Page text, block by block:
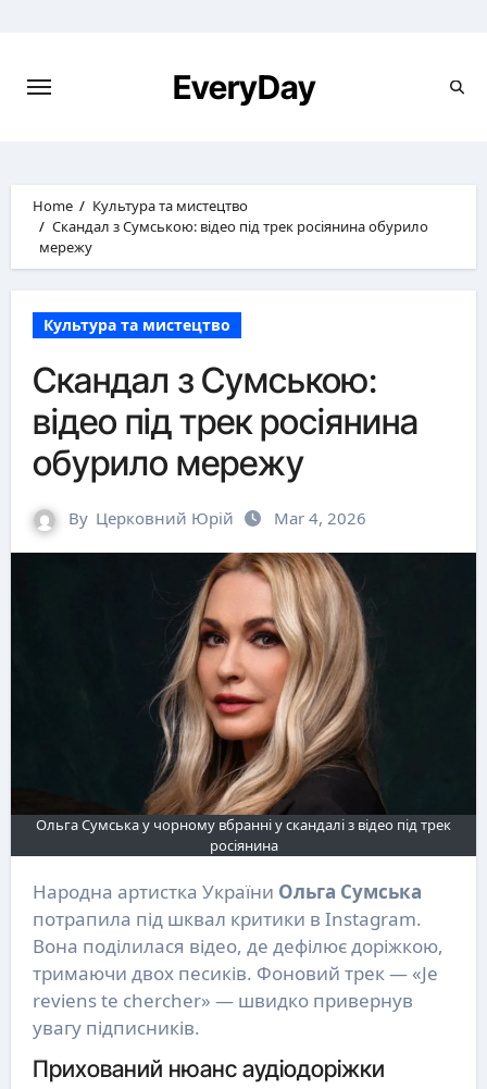
EveryDay
Home
Культура та мистецтво
Скандал з Сумською: відео під трек росіянина обурило
мережу
Культура та мистецтво
Скандал з Сумською:
відео під трек росіянина
обурило мережу
By Церковний Юрій Mar 4, 2026
Ольга Сумська у чорному вбранні у скандалі з відео під трек
росіянина
Народна артистка України Ольга Сумська
потрапила під шквал критики в Instagram.
Вона поділилася відео, де дефілює доріжкою,
тримаючи двох песиків. Фоновий трек — «Je
reviens te chercher» — швидко привернув
увагу підписників.
Прихований нюанс аудіодоріжки